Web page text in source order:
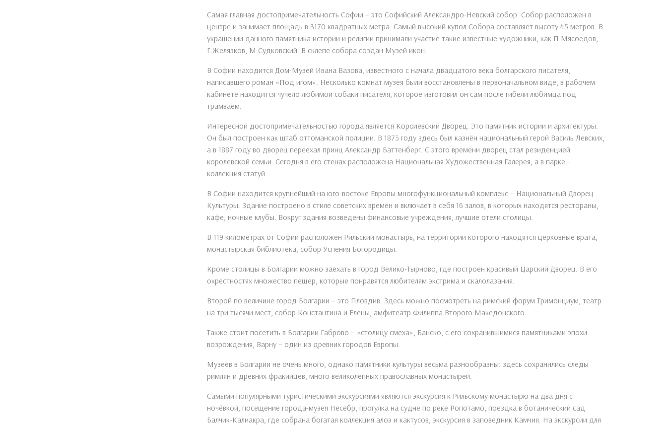
Самая главная достопримечательность Софии – это Софийский Александро-Невский собор. Собор расположен в
центре и занимает площадь в 3170 квадратных метра. Самый высокий купол Собора составляет высоту 45 метров. В
украшении данного памятника истории и религии принимали участие такие известные художники, как П.Мясоедов,
Г.Желязков, М.Судковский. В склепе собора создан Музей икон.
В Софии находится Дом-Музей Ивана Вазова, известного с начала двадцатого века болгарского писателя,
написавшего роман «Под игом». Несколько комнат музея были восстановлены в первоначальном виде, в рабочем
кабинете находится чучело любимой собаки писателя, которое изготовил он сам после гибели любимца под
трамваем.
Интересной достопримечательностью города является Королевский Дворец. Это памятник истории и архитектуры.
Он был построен как штаб оттоманской полиции. В 1873 году здесь был казнён национальный герой Василь Левских,
а в 1887 году во дворец переехал принц Александр Баттенберг. С этого времени дворец стал резиденцией
королевской семьи. Сегодня в его стенах расположена Национальная Художественная Галерея, а в парке -
коллекция статуй.
В Софии находится крупнейший на юго-востоке Европы многофункциональный комплекс – Национальный Дворец
Культуры. Здание построено в стиле советских времён и включает в себя 16 залов, в которых находятся рестораны,
кафе, ночные клубы. Вокруг здания возведены финансовые учреждения, лучшие отели столицы.
В 119 километрах от Софии расположен Рильский монастырь, на территории которого находятся церковные врата,
монастырская библиотека, собор Успения Богородицы.
Кроме столицы в Болгарии можно заехать в город Велико-Тырново, где построен красивый Царский Дворец. В его
окрестностях множество пещер, которые понравятся любителям экстрима и скалолазания.
Второй по величине город Болгарии – это Пловдив. Здесь можно посмотреть на римский форум Тримонциум, театр
на три тысячи мест, собор Константина и Елены, амфитеатр Филиппа Второго Македонского.
Также стоит посетить в Болгарии Габрово – «столицу смеха», Банско, с его сохранившимися памятниками эпохи
возрождения, Варну – один из древних городов Европы.
Музеев в Болгарии не очень много, однако памятники культуры весьма разнообразны: здесь сохранились следы
римлян и древних фракийцев, много великолепных православных монастырей.
Самыми популярными туристическими экскурсиями являются экскурсия к Рильскому монастырю на два дня с
ночёвкой, посещение города-музея Несебр, прогулка на судне по реке Ропотамо, поездка в ботанический сад
Балчик-Калиакра, где собрана богатая коллекция алоэ и кактусов, экскурсия в заповедник Камчия. На экскурсии для